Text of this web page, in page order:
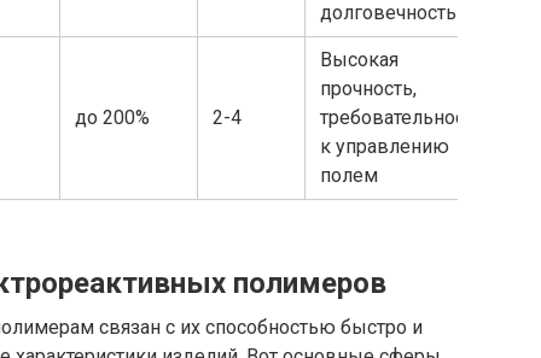
долговечность
до 200% 2-4
Высокая
прочность,
требовательность
к управлению
полем
полимеров
связан с их способностью быстро и